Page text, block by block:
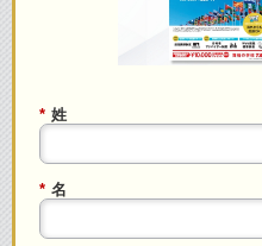
* 姓
* 名